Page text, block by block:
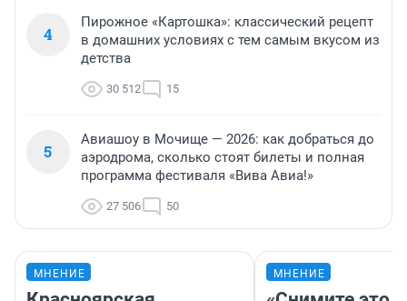
4
Пирожное «Картошка»: классический рецепт
в домашних условиях с тем самым вкусом из
детства
30 512 15
5
Авиашоу в Мочище — 2026: как добраться до
аэродрома, сколько стоят билеты и полная
программа фестиваля «Вива Авиа!»
27 506 50
МНЕНИЕ МНЕНИЕ